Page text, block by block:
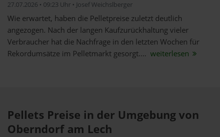
27.07.2026 • 09:23 Uhr • Josef Weichslberger
Wie erwartet, haben die Pelletpreise zuletzt deutlich
angezogen. Nach der langen Kaufzurückhaltung vieler
Verbraucher hat die Nachfrage in den letzten Wochen für
Rekordumsätze im Pelletmarkt gesorgt.... weiterlesen
Pellets Preise in der Umgebung von
Oberndorf am Lech